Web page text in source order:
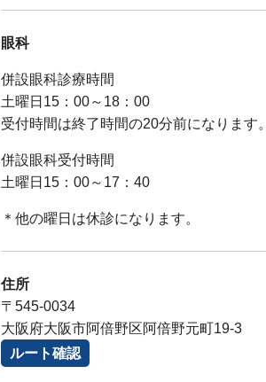
眼科
併設眼科診療時間
土曜日15：00～18：00
受付時間は終了時間の20分前になります。
併設眼科受付時間
土曜日15：00～17：40
＊他の曜日は休診になります。
住所
〒545-0034
大阪府大阪市阿倍野区阿倍野元町19-3
ルート確認